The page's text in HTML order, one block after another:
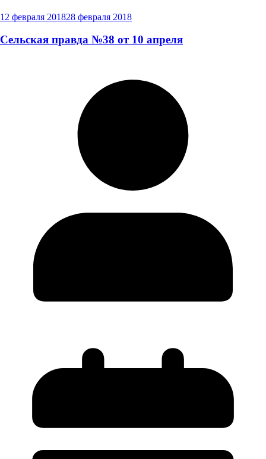
12 февраля 201828 февраля 2018
Сельская правда №38 от 10 апреля